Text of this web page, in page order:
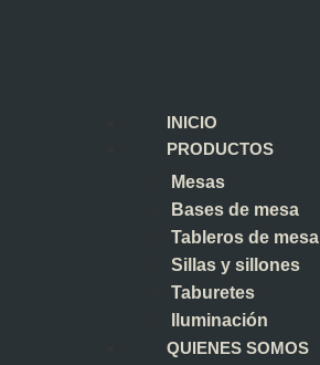
INICIO
PRODUCTOS
Mesas
Bases de mesa
Tableros de mesa
Sillas y sillones
Taburetes
Iluminación
QUIENES SOMOS